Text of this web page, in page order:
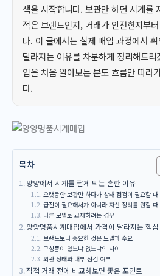
색을 시작합니다. 보관만 하던 시계를
적은 브랜드인지, 거래가 안전한지부
다. 이 글에서는 실제 매입 과정에서
달라지는 이유를 차분하게 정리해드
입을 처음 알아보는 분도 흐름만 따라
다.
목차
양양에서 시계를 팔게 되는 흔한 이유
오랫동안 보관만 하다가 상태 점검이 필요할 때
급전이 필요해서가 아니라 자산 정리를 원할 때
다른 모델로 교체하려는 경우
양양명품시계매입에서 가격이 달라지는 핵
브랜드보다 중요한 것은 모델과 수요
구성품이 있느냐 없느냐의 차이
외관 상태와 내부 점검 여부
직접 거래 전에 비교해보면 좋은 포인트